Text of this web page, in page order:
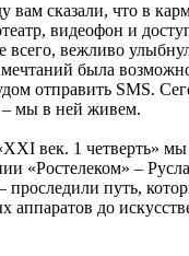
вам сказали, что в
видеофон и
всего, вежливо
была
отправить SMS.
– мы в ней живем.
век. 1 четверть» мы
«Ростелеком» –
проследили путь,
аппаратов до